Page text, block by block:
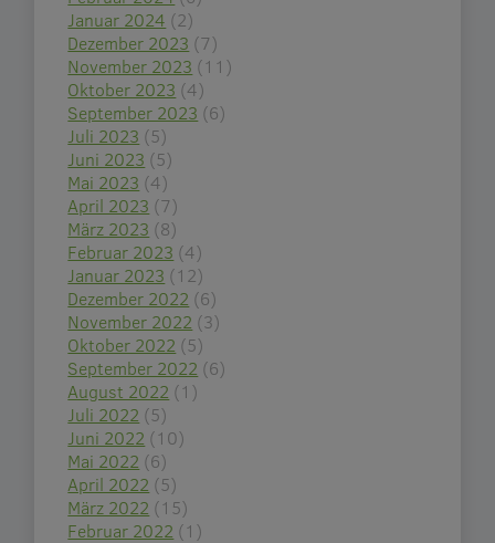
Januar 2024 (2)
Dezember 2023 (7)
November 2023 (11)
Oktober 2023 (4)
September 2023 (6)
Juli 2023 (5)
Juni 2023 (5)
Mai 2023 (4)
April 2023 (7)
März 2023 (8)
Februar 2023 (4)
Januar 2023 (12)
Dezember 2022 (6)
November 2022 (3)
Oktober 2022 (5)
September 2022 (6)
August 2022 (1)
Juli 2022 (5)
Juni 2022 (10)
Mai 2022 (6)
April 2022 (5)
März 2022 (15)
Februar 2022 (1)